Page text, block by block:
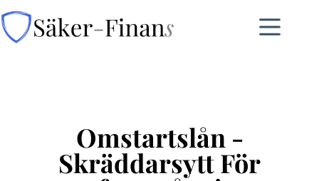
Omstartslån -
Skräddarsytt För